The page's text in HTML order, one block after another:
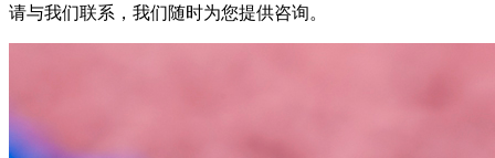
请与我们联系，我们随时为您提供咨询。